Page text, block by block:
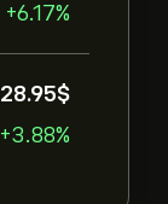
+6.17%
28.95‎$‎
+3.88%